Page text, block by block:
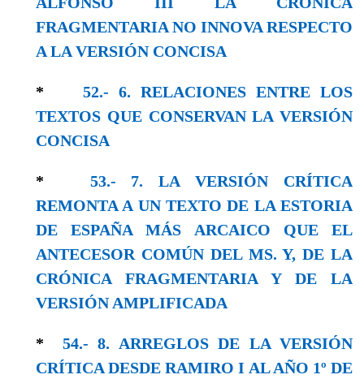
FRAGMENTARIA NO INNOVA RESPECTO
A LA VERSIÓN CONCISA
* 52.- 6. RELACIONES ENTRE LOS
TEXTOS QUE CONSERVAN LA VERSIÓN
CONCISA
* 53.- 7. LA VERSIÓN CRÍTICA
REMONTA A UN TEXTO DE LA ESTORIA
DE ESPAÑA MÁS ARCAICO QUE EL
ANTECESOR COMÚN DEL MS. Y, DE LA
CRÓNICA FRAGMENTARIA Y DE LA
VERSIÓN AMPLIFICADA
* 54.- 8. ARREGLOS DE LA VERSIÓN
CRÍTICA DESDE RAMIRO I AL AÑO 1º DE